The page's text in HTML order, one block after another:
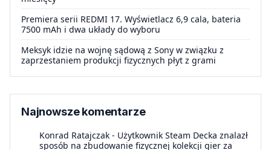
Premiera serii REDMI 17. Wyświetlacz 6,9 cala, bateria
7500 mAh i dwa układy do wyboru
Meksyk idzie na wojnę sądową z Sony w związku z
zaprzestaniem produkcji fizycznych płyt z grami
Najnowsze komentarze
Konrad Ratajczak - Użytkownik Steam Decka znalazł
sposób na zbudowanie fizycznej kolekcji gier za